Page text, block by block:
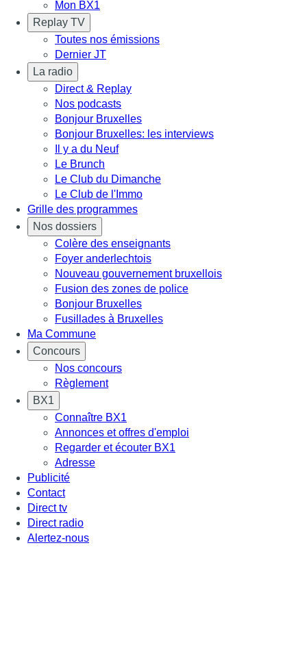
Mon BX1
Replay TV
Toutes nos émissions
Dernier JT
La radio
Direct & Replay
Nos podcasts
Bonjour Bruxelles
Bonjour Bruxelles: les interviews
Il y a du Neuf
Le Brunch
Le Club du Dimanche
Le Club de l'Immo
Grille des programmes
Nos dossiers
Colère des enseignants
Foyer anderlechtois
Nouveau gouvernement bruxellois
Fusion des zones de police
Bonjour Bruxelles
Fusillades à Bruxelles
Ma Commune
Concours
Nos concours
Règlement
BX1
Connaître BX1
Annonces et offres d'emploi
Regarder et écouter BX1
Adresse
Publicité
Contact
Direct tv
Direct radio
Alertez-nous